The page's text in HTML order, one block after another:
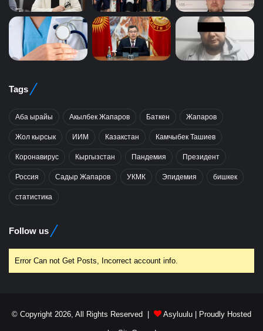
Tags
Аба ырайы Акылбек Жапаров Баткен Жапаров
Жол кырсык ИИМ Казакстан Камчыбек Ташиев
Коронавирус Кыргызстан Пандемия Президент
Россия Садыр Жапаров УКМК Эпидемия бишкек
статистика
Follow us
Error Can not Get Posts, Incorrect account info.
© Copyright 2026, All Rights Reserved | Asyluulu | Proudly Hosted